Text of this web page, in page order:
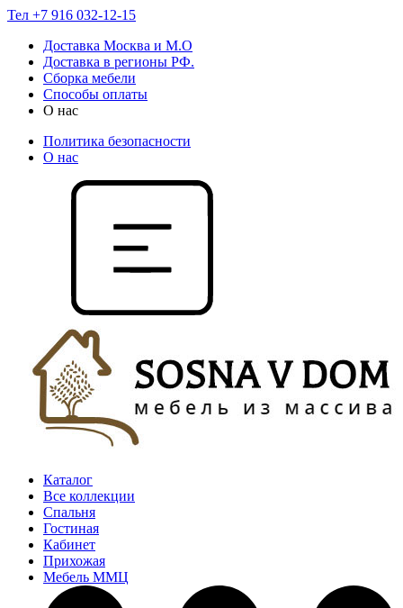
Тел +7 916 032-12-15
Доставка Москва и М.О
Доставка в регионы РФ.
Сборка мебели
Способы оплаты
О нас
Политика безопасности
О нас
Каталог
Все коллекции
Спальня
Гостиная
Кабинет
Прихожая
Мебель ММЦ